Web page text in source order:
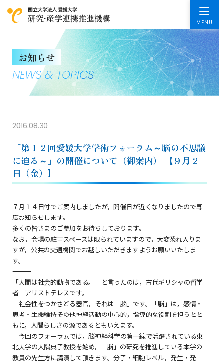
お知らせ
NEWS & TOPICS
2016.08.30
「第１２回愛媛大学学術フォーラム～脳の不思議
に迫る～」の開催について（御案内） 【９月２
日（金）】
７月１４日付でご案内しましたが，開催日が近くなりましたので再
度お知らせします。
多くの皆さまのご参加をお待ちしております。
なお，会場の駐車スペースは限られていますので，大変恐れ入りま
すが，公共の交通機関でお越しいただきますようお願いいたしま
す。
―――――――――――――――――――――――――――――――――――
「人間は社会的動物である。」と言ったのは，古代ギリシャの哲学
者 アリストテレスです。
社会性をつかさどる器官，それは「脳」です。「脳」は，感情・
思考・生命維持その他神経活動の中心的，指導的な役割を担うとと
もに，人間らしさの源であるともいえます。
今回のフォーラムでは，脳神経科学の第一線で活躍されている東
北大学の大隅典子教授を始め，「脳」の研究を推進している本学の
教員の先生方に講演して頂きます。分子・細胞レベル，発生・発